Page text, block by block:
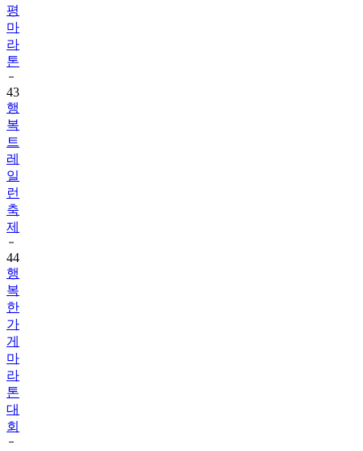
평
마
라
톤
43
행
복
트
레
일
런
축
제
44
행
복
한
가
게
마
라
톤
대
회